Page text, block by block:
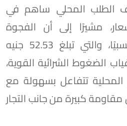
الطلب المحلي ساهم في
مشيرًا إلى أن الفجوة
السعرية المنخفضة نسبيًا، والتي تبلغ 52.53 جنيه
غياب الضغوط الشرائية القوية،
تتفاعل بسهولة مع
مقاومة كبيرة من جانب التجار